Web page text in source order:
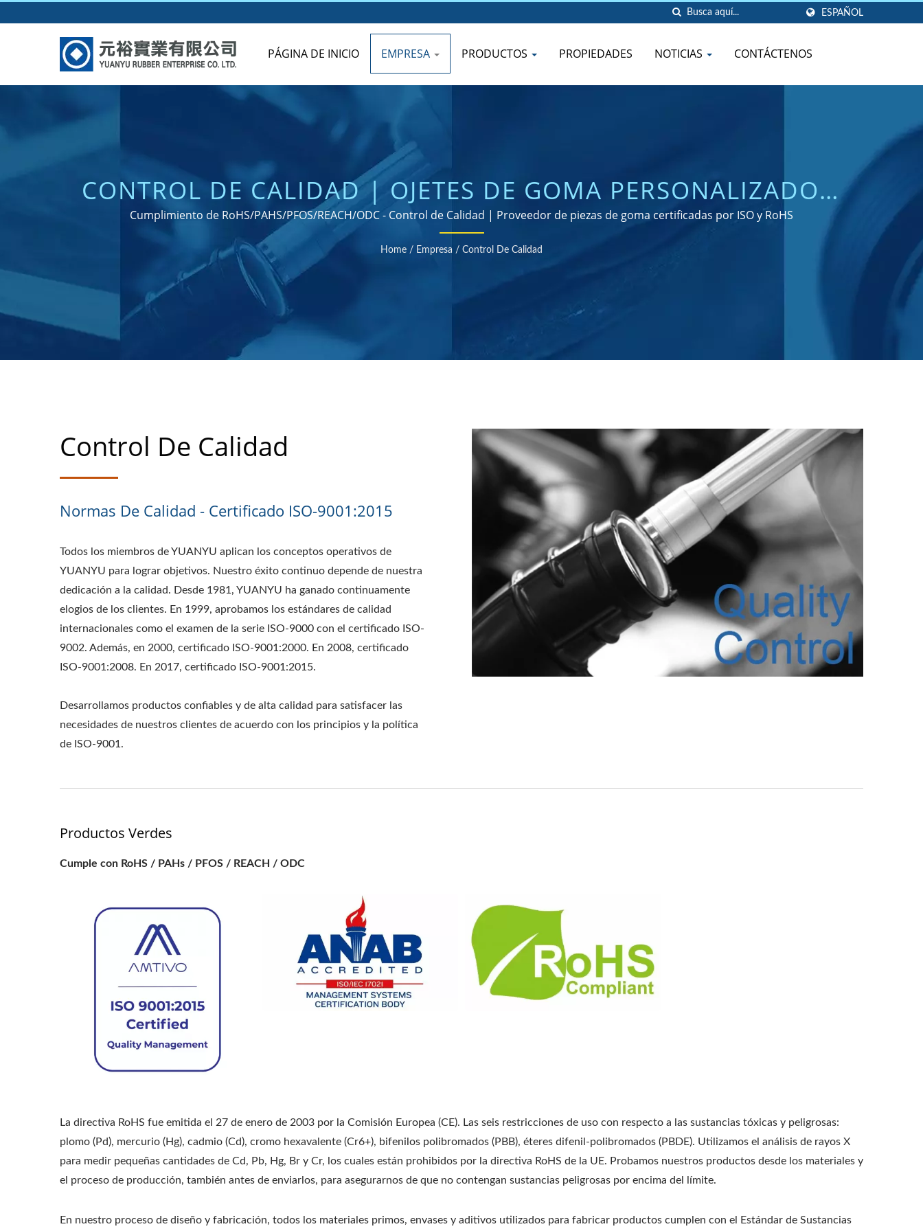
ESPAÑOL
PÁGINA DE INICIO EMPRESA PRODUCTOS PROPIEDADES NOTICIAS CONTÁCTENOS
CONTROL DE CALIDAD | OJETES DE GOMA PERSONALIZADOS,
SELLOS Y JUNTAS - DISEÑADOS PARA RENDIR
Cumplimiento de RoHS/PAHS/PFOS/REACH/ODC - Control de Calidad | Proveedor de piezas de goma certificadas por ISO y RoHS
Home / Empresa / Control De Calidad
Control De Calidad
Normas De Calidad - Certificado ISO-9001:2015
Todos los miembros de YUANYU aplican los conceptos operativos de
YUANYU para lograr objetivos. Nuestro éxito continuo depende de nuestra
dedicación a la calidad. Desde 1981, YUANYU ha ganado continuamente
elogios de los clientes. En 1999, aprobamos los estándares de calidad
internacionales como el examen de la serie ISO-9000 con el certificado ISO-
9002. Además, en 2000, certificado ISO-9001:2000. En 2008, certificado
ISO-9001:2008. En 2017, certificado ISO-9001:2015.
Desarrollamos productos confiables y de alta calidad para satisfacer las
necesidades de nuestros clientes de acuerdo con los principios y la política
de ISO-9001.
Productos Verdes
Cumple con RoHS / PAHs / PFOS / REACH / ODC
La directiva RoHS fue emitida el 27 de enero de 2003 por la Comisión Europea (CE). Las seis restricciones de uso con respecto a las sustancias tóxicas y peligrosas:
plomo (Pd), mercurio (Hg), cadmio (Cd), cromo hexavalente (Cr6+), bifenilos polibromados (PBB), éteres difenil-polibromados (PBDE). Utilizamos el análisis de rayos X
para medir pequeñas cantidades de Cd, Pb, Hg, Br y Cr, los cuales están prohibidos por la directiva RoHS de la UE. Probamos nuestros productos desde los materiales y
el proceso de producción, también antes de enviarlos, para asegurarnos de que no contengan sustancias peligrosas por encima del límite.
En nuestro proceso de diseño y fabricación, todos los materiales primos, envases y aditivos utilizados para fabricar productos cumplen con el Estándar de Sustancias